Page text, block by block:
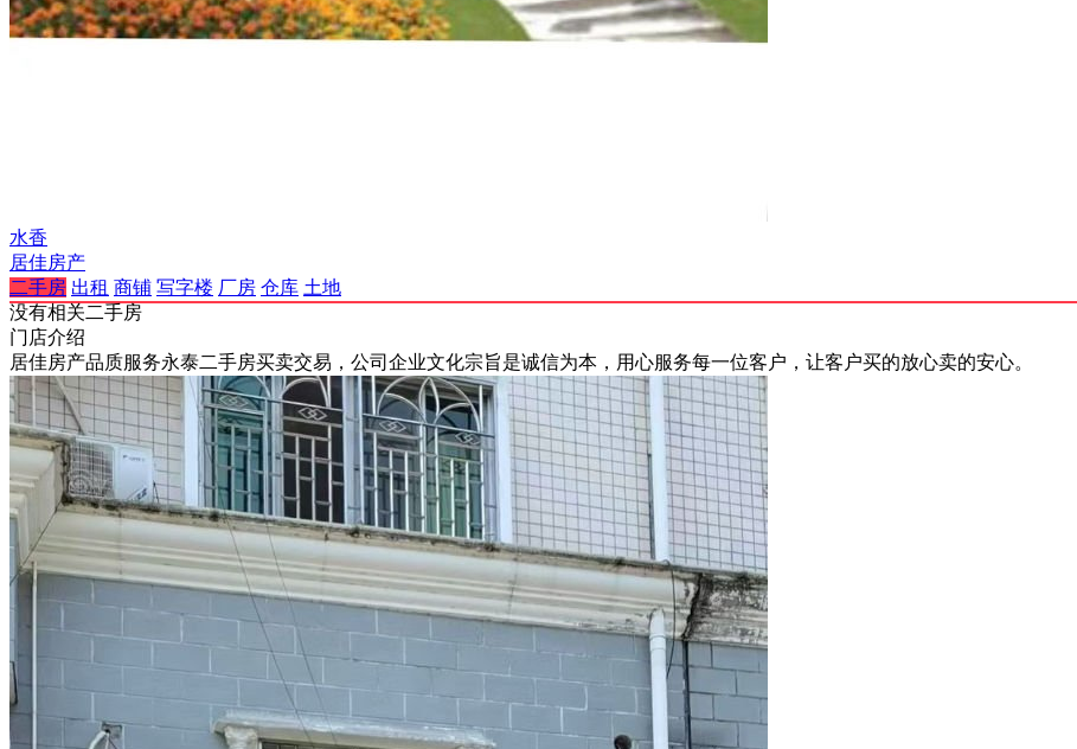
水香
居佳房产
二手房 出租 商铺 写字楼 厂房 仓库 土地
没有相关二手房
门店介绍
居佳房产品质服务永泰二手房买卖交易，公司企业文化宗旨是诚信为本，用心服务每一位客户，让客户买的放心卖的安心。